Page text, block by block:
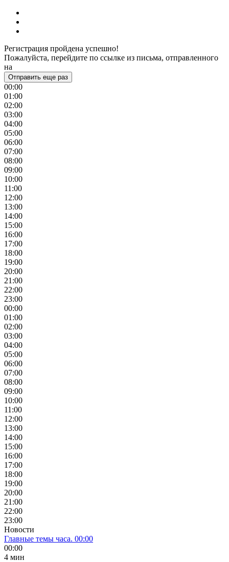
Регистрация пройдена успешно!
Пожалуйста, перейдите по ссылке из письма, отправленного
на
Отправить еще раз
00:00
01:00
02:00
03:00
04:00
05:00
06:00
07:00
08:00
09:00
10:00
11:00
12:00
13:00
14:00
15:00
16:00
17:00
18:00
19:00
20:00
21:00
22:00
23:00
00:00
01:00
02:00
03:00
04:00
05:00
06:00
07:00
08:00
09:00
10:00
11:00
12:00
13:00
14:00
15:00
16:00
17:00
18:00
19:00
20:00
21:00
22:00
23:00
Новости
Главные темы часа. 00:00
00:00
4 мин